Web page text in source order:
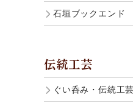
石垣ブックエンド
伝統工芸
ぐい呑み・伝統工